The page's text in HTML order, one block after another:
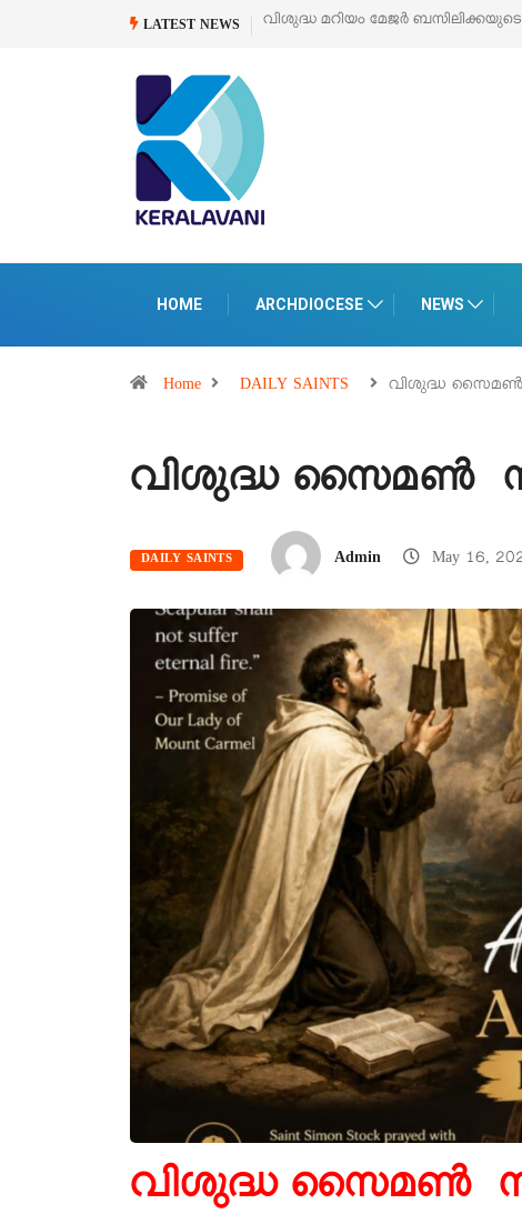
LATEST NEWS
വിശുദ്ധ മറിയം മേജർ ബസിലിക്കയുടെ സമർപ്പണ തിരുനാൾ ഓഗസ്റ്റ് 5 –
HOME ARCHDIOCESE NEWS
Home DAILY SAINTS വിശുദ്ധ സൈമൺ
വിശുദ്ധ സൈമൺ
DAILY SAINTS Admin May 16,
വിശുദ്ധ സൈമൺ